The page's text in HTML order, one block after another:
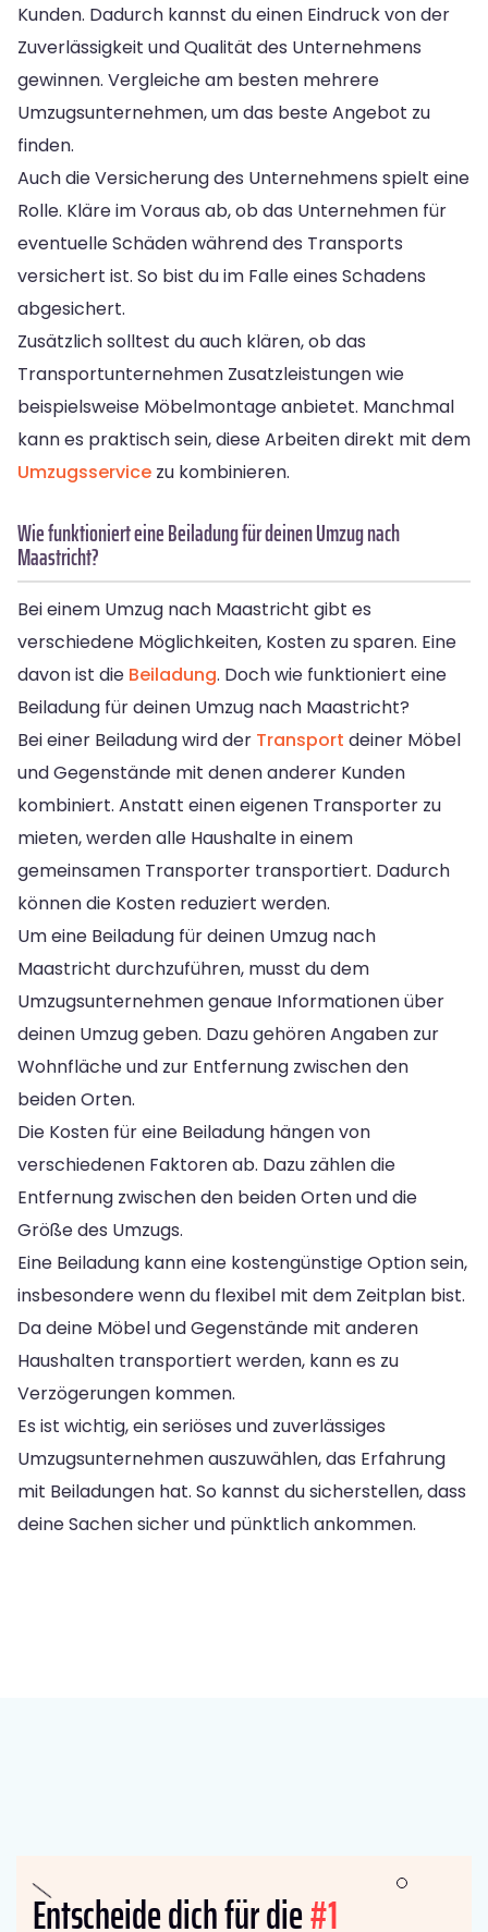
Kunden. Dadurch kannst du einen Eindruck von der
Zuverlässigkeit und Qualität des Unternehmens
gewinnen. Vergleiche am besten mehrere
Umzugsunternehmen, um das beste Angebot zu
finden.
Auch die Versicherung des Unternehmens spielt eine
Rolle. Kläre im Voraus ab, ob das Unternehmen für
eventuelle Schäden während des Transports
versichert ist. So bist du im Falle eines Schadens
abgesichert.
Zusätzlich solltest du auch klären, ob das
Transportunternehmen Zusatzleistungen wie
beispielsweise Möbelmontage anbietet. Manchmal
kann es praktisch sein, diese Arbeiten direkt mit dem
Umzugsservice zu kombinieren.
Wie funktioniert eine Beiladung für deinen Umzug nach
Maastricht?
Bei einem Umzug nach Maastricht gibt es
verschiedene Möglichkeiten, Kosten zu sparen. Eine
davon ist die Beiladung. Doch wie funktioniert eine
Beiladung für deinen Umzug nach Maastricht?
Bei einer Beiladung wird der Transport deiner Möbel
und Gegenstände mit denen anderer Kunden
kombiniert. Anstatt einen eigenen Transporter zu
mieten, werden alle Haushalte in einem
gemeinsamen Transporter transportiert. Dadurch
können die Kosten reduziert werden.
Um eine Beiladung für deinen Umzug nach
Maastricht durchzuführen, musst du dem
Umzugsunternehmen genaue Informationen über
deinen Umzug geben. Dazu gehören Angaben zur
Wohnfläche und zur Entfernung zwischen den
beiden Orten.
Die Kosten für eine Beiladung hängen von
verschiedenen Faktoren ab. Dazu zählen die
Entfernung zwischen den beiden Orten und die
Größe des Umzugs.
Eine Beiladung kann eine kostengünstige Option sein,
insbesondere wenn du flexibel mit dem Zeitplan bist.
Da deine Möbel und Gegenstände mit anderen
Haushalten transportiert werden, kann es zu
Verzögerungen kommen.
Es ist wichtig, ein seriöses und zuverlässiges
Umzugsunternehmen auszuwählen, das Erfahrung
mit Beiladungen hat. So kannst du sicherstellen, dass
deine Sachen sicher und pünktlich ankommen.
Entscheide dich für die#1